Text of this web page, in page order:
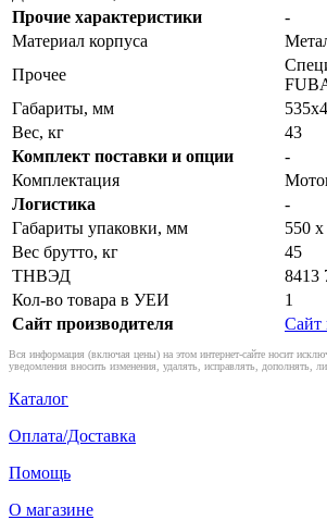
Прочие характеристики
-
Материал корпуса
Прочее
Габариты, мм
Вес, кг
43
Комплект поставки и опции
-
Комплектация
Логистика
-
Габариты упаковки, мм
550
Вес брутто, кг
45
ТНВЭД
8413
Кол-во товара в УЕИ
1
Сайт производителя
Сайт
Вся информация (включая цены) на этом интернет-сайте носит
уведомления вносить изменения, удалять, исправлять,
Каталог
Оплата/Доставка
Помощь
О магазине